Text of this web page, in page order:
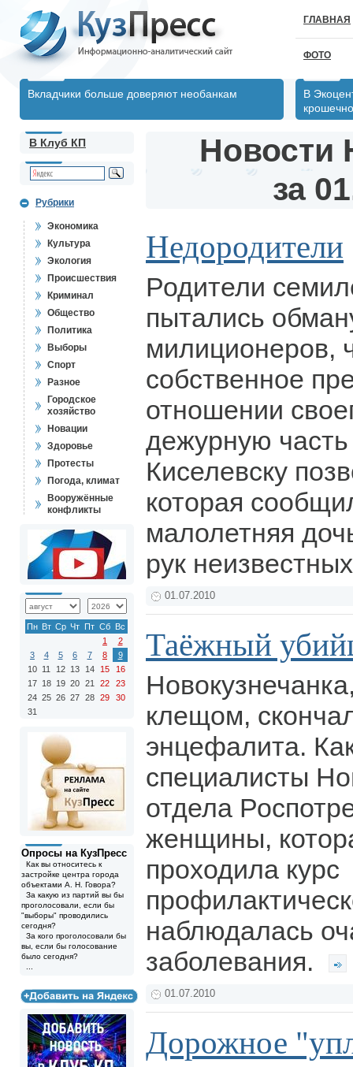
ГЛАВНАЯ
ФОТО
Вкладчики больше доверяют необанкам
В
В Клуб КП
Рубрики
Экономика
Культура
Экология
Происшествия
Криминал
Общество
Политика
Выборы
Спорт
Разное
Городское
хозяйство
Новации
Здоровье
Протесты
Погода, климат
Вооружённые
конфликты
Пн Вт Ср Чт Пт Сб Вс
1
2
3
4 5 6 7 8
9
10 11 12 13 14 15
16
17 18 19 20 21 22
23
24 25 26 27 28 29
30
31
Опросы на КузПресс
Как вы относитесь к
застройке центра города
объектами А. Н. Говора?
За какую из партий вы бы
проголосовали, если бы
"выборы" проводились
сегодня?
За кого проголосовали бы
вы, если бы голосование
было сегодня?
Новости
за
Недородители
Родители
пытались
милиционеров,
собственное
отношении
дежурную
Киселевску
которая
малолетняя
рук
01.07.2010
Таёжный
клещом,
энцефалита.
специалисты
отдела
женщины,
проходила курс
наблюдалась
заболевания.
01.07.2010
Дорожное